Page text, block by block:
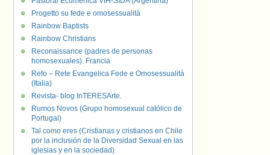
Progetto su fede e omosessualità
Rainbow Baptists
Rainbow Christians
Reconaissance (padres de personas
homosexuales). Francia
Refo – Rete Evangelica Fede e Omosessualità
(Italia)
Revista- blog InTERESArte.
Rumos Novos (Grupo homosexual católico de
Portugal)
Tal como eres (Cristianas y cristianos en Chile
por la inclusión de la Diversidad Sexual en las
iglesias y en la sociedad)